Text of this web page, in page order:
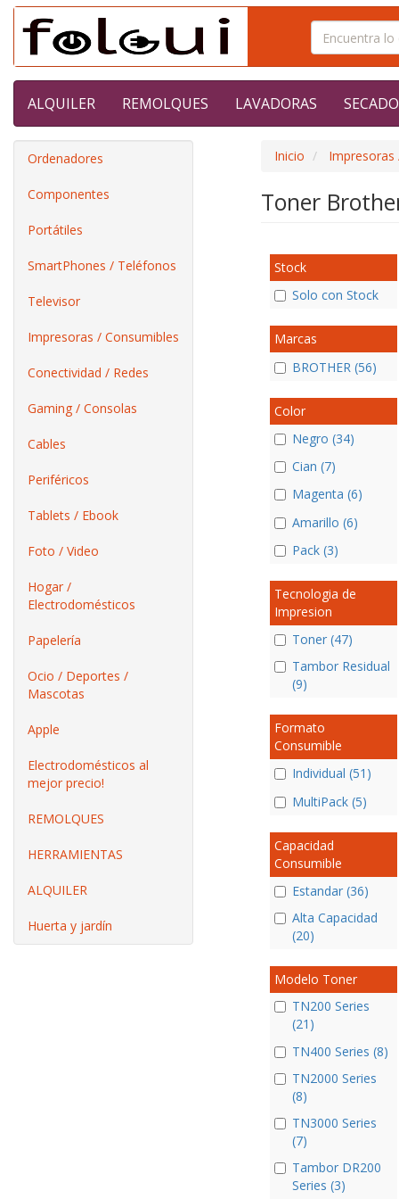
ALQUILER REMOLQUES LAVADORAS
Ordenadores
Componentes
Portátiles
SmartPhones / Teléfonos
Televisor
Impresoras / Consumibles
Conectividad / Redes
Gaming / Consolas
Cables
Periféricos
Tablets / Ebook
Foto / Video
Hogar /
Electrodomésticos
Papelería
Ocio / Deportes /
Mascotas
Apple
Electrodomésticos al
mejor precio!
REMOLQUES
HERRAMIENTAS
ALQUILER
Huerta y jardín
Inicio Impresoras
Toner
Stock
Solo con Stock
Marcas
BROTHER (56)
Color
Negro (34)
Cian (7)
Magenta (6)
Amarillo (6)
Pack (3)
Tecnologia de
Impresion
Toner (47)
Tambor Residual
(9)
Formato
Consumible
Individual (51)
MultiPack (5)
Capacidad
Consumible
Estandar (36)
Alta Capacidad
(20)
Modelo Toner
TN200 Series
(21)
TN400 Series (8)
TN2000 Series
(8)
TN3000 Series
(7)
Tambor DR200
Series (3)